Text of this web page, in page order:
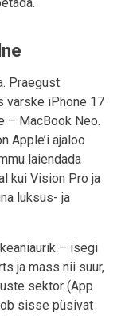
Praegust
värske iPhone 17
– MacBook Neo.
Apple’i ajaloo
laiendada
kui Vision Pro ja
luksus- ja
– isegi
ja mass nii suur,
sektor (App
sisse püsivat